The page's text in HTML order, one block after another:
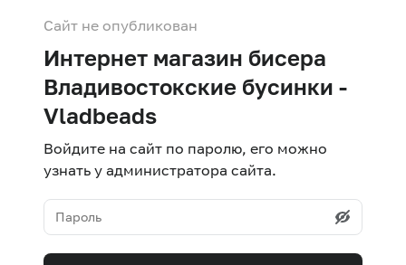
Сайт не опубликован
Интернет магазин бисера
Владивостокские бусинки -
Vladbeads
Войдите на сайт по паролю, его можно
узнать у администратора сайта.